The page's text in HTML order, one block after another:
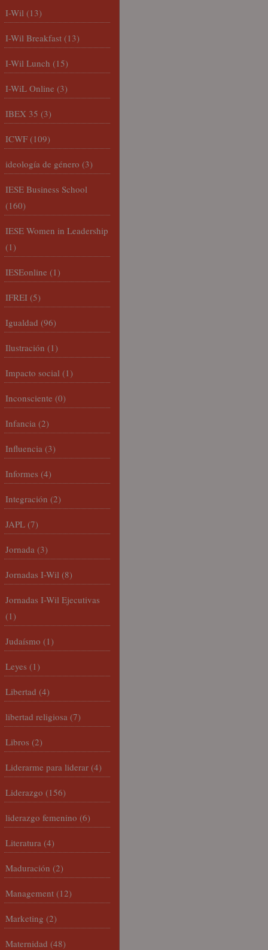
I-Wil (13)
I-Wil Breakfast (13)
I-Wil Lunch (15)
I-WiL Online (3)
IBEX 35 (3)
ICWF (109)
ideología de género (3)
IESE Business School
(160)
IESE Women in Leadership
(1)
IESEonline (1)
IFREI (5)
Igualdad (96)
Ilustración (1)
Impacto social (1)
Inconsciente (0)
Infancia (2)
Influencia (3)
Informes (4)
Integración (2)
JAPL (7)
Jornada (3)
Jornadas I-Wil (8)
Jornadas I-Wil Ejecutivas
(1)
Judaísmo (1)
Leyes (1)
Libertad (4)
libertad religiosa (7)
Libros (2)
Liderarme para liderar (4)
Liderazgo (156)
liderazgo femenino (6)
Literatura (4)
Maduración (2)
Management (12)
Marketing (2)
Maternidad (48)